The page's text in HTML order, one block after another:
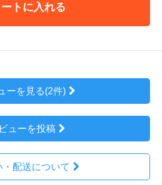
トに入れる
ーを見る(2件)
ューを投稿
・配送について